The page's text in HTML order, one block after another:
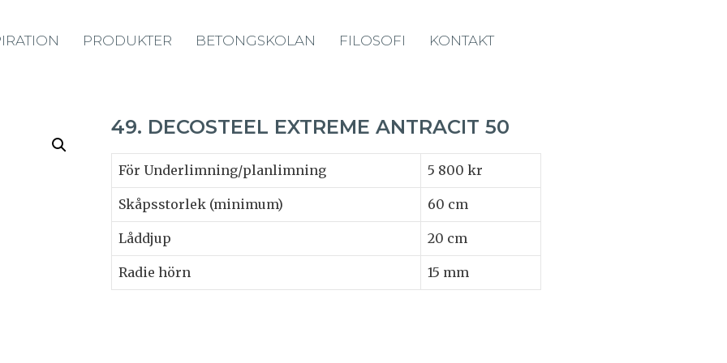
PRODUKTER BETONGSKOLAN FILOSOFI KONTAKT
49. DECOSTEEL EXTREME ANTRACIT 50
För Underlimning/planlimning 5 800 kr
Skåpsstorlek (minimum) 60 cm
Låddjup 20 cm
Radie hörn 15 mm